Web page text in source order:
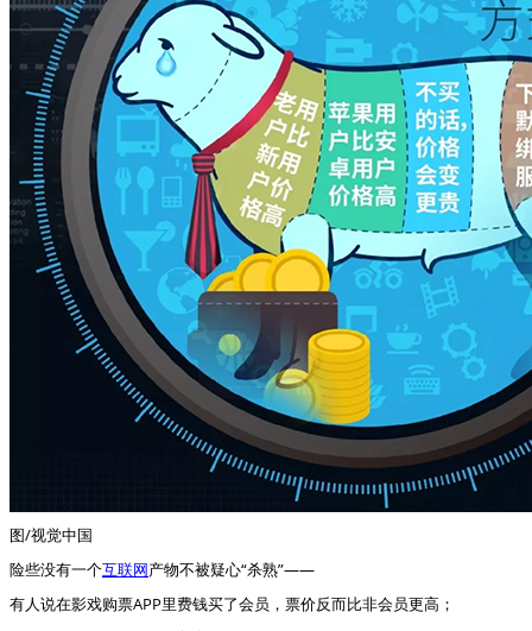
图/视觉中国
险些没有一个互联网产物不被疑心“杀熟”——
有人说在影戏购票APP里费钱买了会员，票价反而比非会员更高；